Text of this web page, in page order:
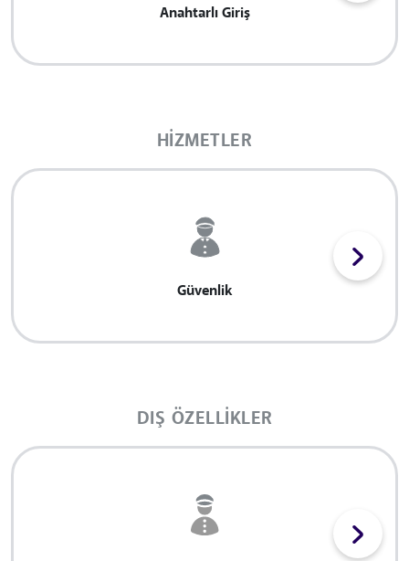
Anahtarlı Giriş
HIZMETLER
Güvenlik
DIŞ ÖZELLIKLER